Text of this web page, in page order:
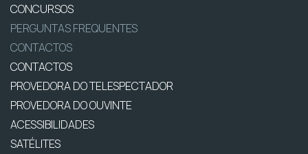
CONCURSOS
PERGUNTAS FREQUENTES
CONTACTOS
CONTACTOS
PROVEDORA DO TELESPECTADOR
PROVEDORA DO OUVINTE
ACESSIBILIDADES
SATÉLITES